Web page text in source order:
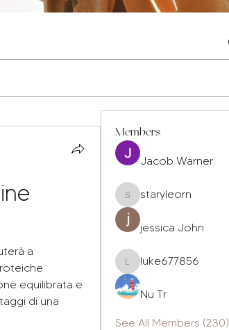
a
equilibrata e
di una
Members
Jacob Warner
staryleorn
staryleorn
jessica John
luke677856
luke677856
Nu Tr
See All Members (230)